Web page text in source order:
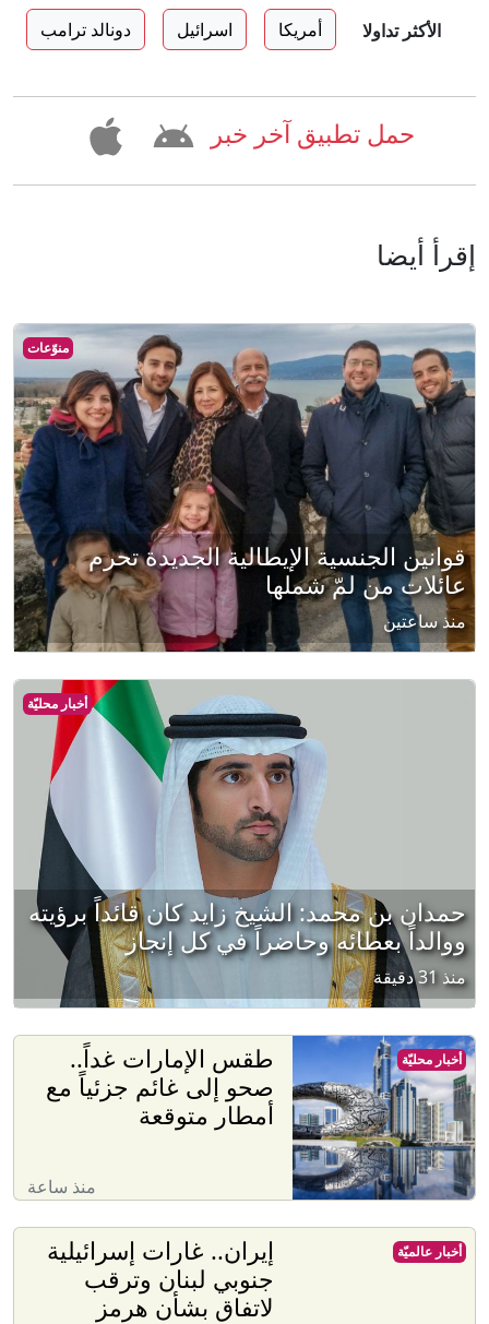
الأكثر تداولا أمريكا اسرائيل دونالد ترامب
حمل تطبيق آخر خبر
إقرأ أيضا
منوّعات
قوانين الجنسية الإيطالية الجديدة تحرم
عائلات من لمّ شملها
منذ ساعتين
أخبار محليّة
حمدان بن محمد: الشيخ زايد كان قائداً برؤيته
ووالداً بعطائه وحاضراً في كل إنجاز
منذ 31 دقيقة
طقس الإمارات غداً..
صحو إلى غائم جزئياً مع
أمطار متوقعة
منذ ساعة
أخبار محليّة
إيران.. غارات إسرائيلية
جنوبي لبنان وترقب
لاتفاق بشأن هرمز
أخبار عالميّة